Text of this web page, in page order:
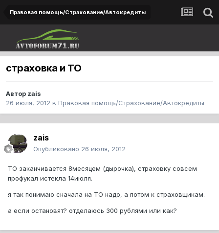
Правовая помощь/Страхование/Автокредиты
страховка и ТО
Автор zais
26 июля, 2012 в Правовая помощь/Страхование/Автокредиты
zais
Опубликовано 26 июля, 2012
ТО заканчивается 8месяцем (дырочка), страховку совсем
профукал истекла 14июля.
я так понимаю сначала на ТО надо, а потом к страховщикам.
а если остановят? отделаюсь 300 рублями или как?